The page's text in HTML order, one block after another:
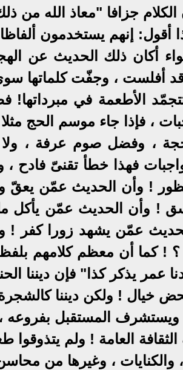
جزافا "معاذ الله من
أقول: إنهم يستخدمون
أكان ذلك الحديث عن
قد أفلست ، وجفّت كلماتها
الأطعمة في مبرداتها!
، فإذا جاء موسم الحج
، وفضل صوم عرفة ،
فهذا خطأ تقنىّ
! وأن الحديث عمّن يعقّ
! وأن الحديث عمّن يأكل
عمّن يشهد زورا كفر
؟ ! كما أن معظم كلامهم
عمر يذكر كذا" فإن ديننا
محض خيال ! ولكن ديننا
المستقبل بفروعه
العامة ! ولم يتذوقوا
والكنايات ، وغيرها من